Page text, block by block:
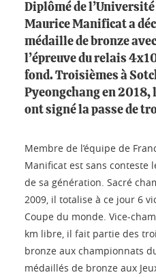
Diplômé de
Maurice Manificat a
médaille de bronze
l’épreuve du relais
fond. Troisièmes à
Pyeongchang en
ont signé la passe de
Membre de l’équipe de
Manificat est sans conteste
de sa génération. Sacré
2009, il totalise à ce jour 6
Coupe du monde. Vice-
km libre, il fait partie des
bronze aux championnats
médaillés de bronze aux